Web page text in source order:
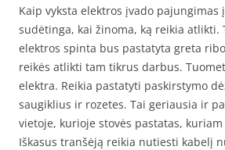
Kaip vyksta elektros įvado pajungimas
sudėtinga, kai žinoma, ką reikia atlikti.
elektros spinta bus pastatyta greta
reikės atlikti tam tikrus darbus.
elektra. Reikia pastatyti paskirstymo
saugiklius ir rozetes. Tai geriausia ir
vietoje, kurioje stovės pastatas,
Iškasus tranšėją reikia nutiesti kabelį